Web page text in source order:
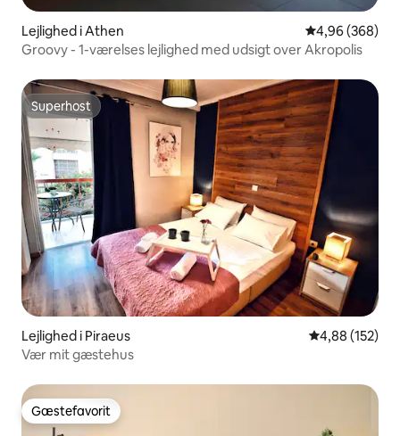
Lejlighed i Athen 4,96 ud af 5 i
4,96 (368)
Groovy - 1-værelses lejlighed med udsigt over Akropolis
Superhost
Superhost
Lejlighed i Piraeus 4,88 ud af 5 i
4,88 (152)
Vær mit gæstehus
Gæstefavorit
Gæstefavorit